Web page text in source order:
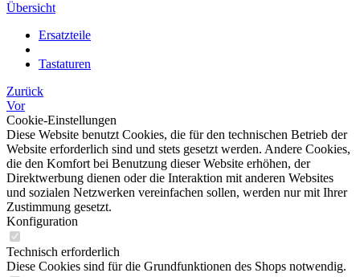
Übersicht
Ersatzteile
Tastaturen
Zurück
Vor
Cookie-Einstellungen
Diese Website benutzt Cookies, die für den technischen Betrieb der
Website erforderlich sind und stets gesetzt werden. Andere Cookies,
die den Komfort bei Benutzung dieser Website erhöhen, der
Direktwerbung dienen oder die Interaktion mit anderen Websites
und sozialen Netzwerken vereinfachen sollen, werden nur mit Ihrer
Zustimmung gesetzt.
Konfiguration
Technisch erforderlich
Diese Cookies sind für die Grundfunktionen des Shops notwendig.